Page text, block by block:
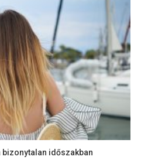
időszakban